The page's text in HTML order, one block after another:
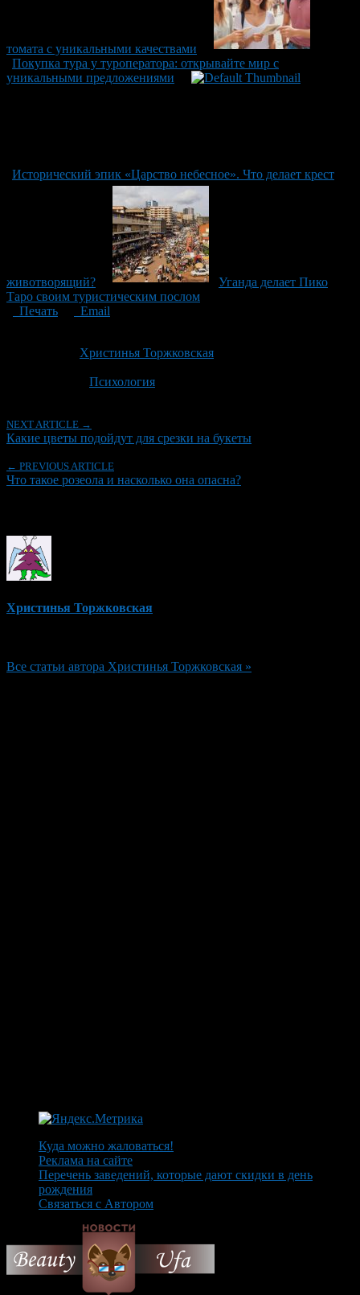
томата с уникальными качествами
Покупка тура у туроператора: открывайте мир с
уникальными предложениями
Исторический эпик «Царство небесное». Что делает крест
животворящий?
Уганда делает Пико
Таро своим туристическим послом
Печать
Email
Христинья Торжковская
Психология
NEXT ARTICLE →
Какие цветы подойдут для срезки на букеты
← PREVIOUS ARTICLE
Что такое розеола и насколько она опасна?
Христинья Торжковская
Все статьи автора Христинья Торжковская »
Куда можно жаловаться!
Реклама на сайте
Перечень заведений, которые дают скидки в день
рождения
Связаться с Автором